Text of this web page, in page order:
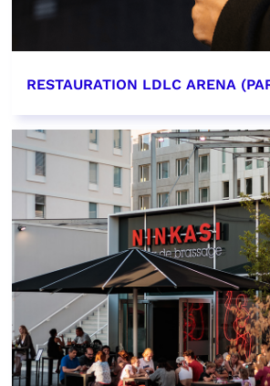
RESTAURATION LDLC ARENA
EN SAVOIR PLUS